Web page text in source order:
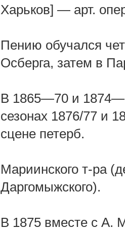
Харьков] — арт.
Пению обучался
Осберга, затем в
В 1865—70 и
сезонах 1876/77 и
сцене петерб.
Мариинского т-ра
Даргомыжского).
В 1875 вместе с А.